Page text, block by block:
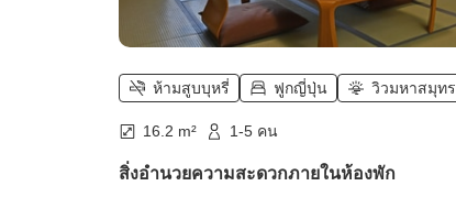
ห้ามสูบบุหรี่ ฟูกญี่ปุ่น วิวมหาสมุทร
16.2 m² 1-5 คน
สิ่งอำนวยความสะดวกภายในห้องพัก